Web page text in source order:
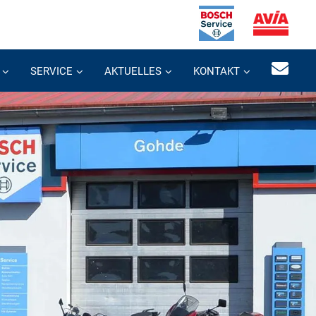
SERVICE AKTUELLES KONTAKT